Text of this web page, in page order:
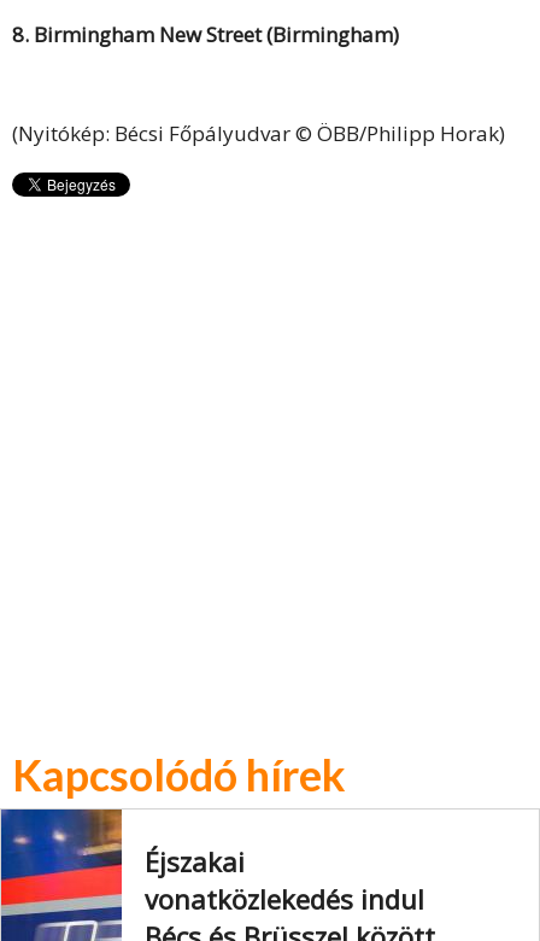
8. Birmingham New Street (Birmingham)
(Nyitókép: Bécsi Főpályudvar © ÖBB/Philipp Horak)
Kapcsolódó hírek
Éjszakai
vonatközlekedés indul